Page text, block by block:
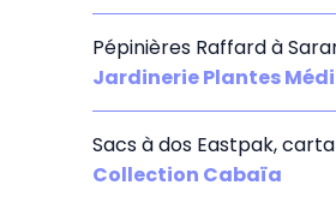
Pépinières Raffard à
Jardinerie Plantes
Sacs à dos Eastpak,
Collection Cabaïa